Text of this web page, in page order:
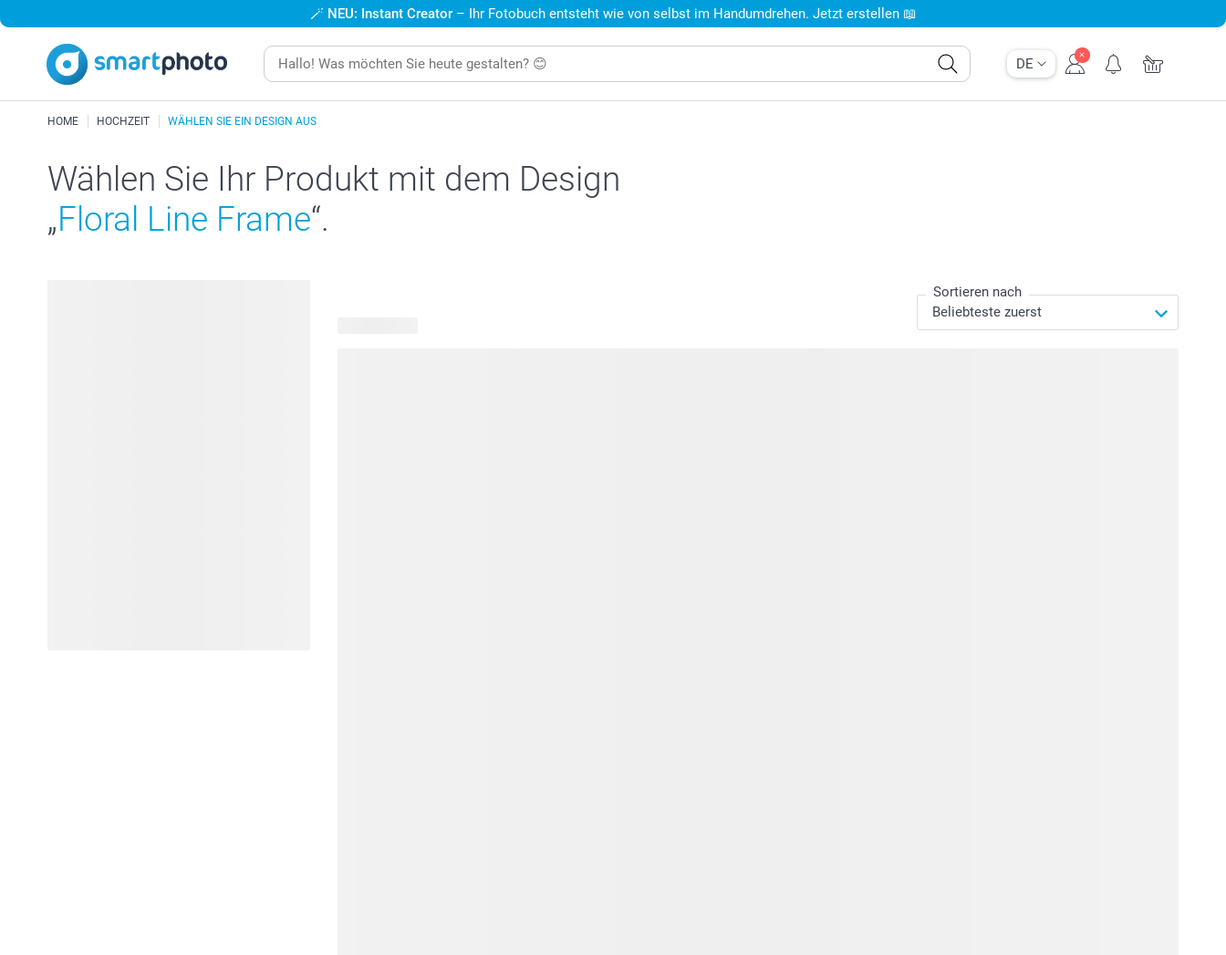
DE
🪄 NEU: Instant Creator – Ihr Fotobuch entsteht wie von selbst im Handumdrehen. Jetzt erstellen 📖
HOME HOCHZEIT WÄHLEN SIE EIN DESIGN AUS
Wählen Sie Ihr Produkt mit dem Design
„Floral Line Frame“.
Sortieren nach